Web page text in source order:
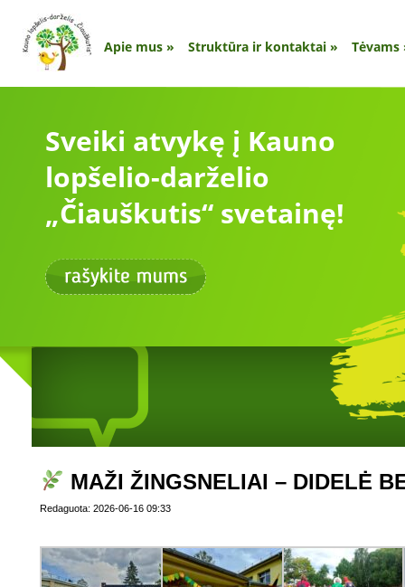
Apie mus » Struktūra ir kontaktai » Tėvams
Sveiki atvykę į Kauno
lopšelio-darželio
„Čiauškutis“ svetainę!
MAŽI ŽINGSNELIAI – DIDELĖ
Redaguota: 2026-06-16 09:33